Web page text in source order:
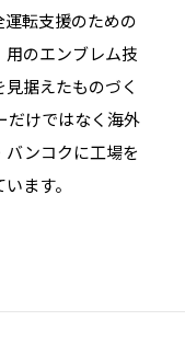
転支援のための
のエンブレム技
据えたものづく
だけではなく海外
バンコクに工場を
ます。